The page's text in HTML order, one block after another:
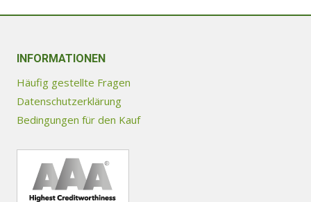
Die
Optionen
können
auf
Produktseite
gewählt
werden
INFORMATIONEN
Häufig gestellte Fragen
Datenschutzerklärung
Bedingungen für den Kauf